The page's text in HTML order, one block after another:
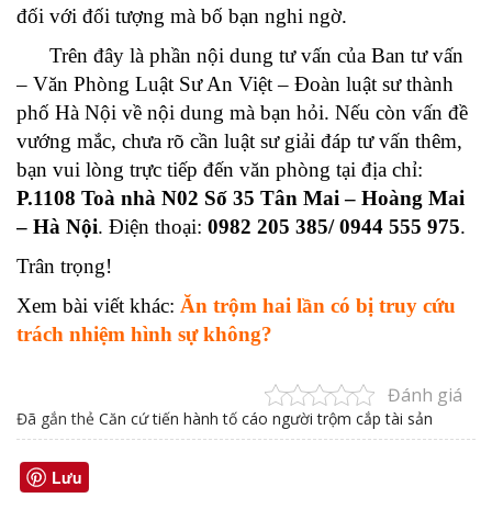
đối với đối tượng mà bố bạn nghi ngờ.
Trên đây là phần nội dung tư vấn của Ban tư vấn
– Văn Phòng Luật Sư An Việt – Đoàn luật sư thành
phố Hà Nội về nội dung mà bạn hỏi. Nếu còn vấn đề
vướng mắc, chưa rõ cần luật sư giải đáp tư vấn thêm,
bạn vui lòng trực tiếp đến văn phòng tại địa chỉ:
P.1108 Toà nhà N02 Số 35 Tân Mai – Hoàng Mai
– Hà Nội. Điện thoại: 0982 205 385/ 0944 555 975.
Trân trọng!
Xem bài viết khác: Ăn trộm hai lần có bị truy cứu
trách nhiệm hình sự không?
Đánh giá
Đã gắn thẻ Căn cứ tiến hành tố cáo người trộm cắp tài sản
Lưu